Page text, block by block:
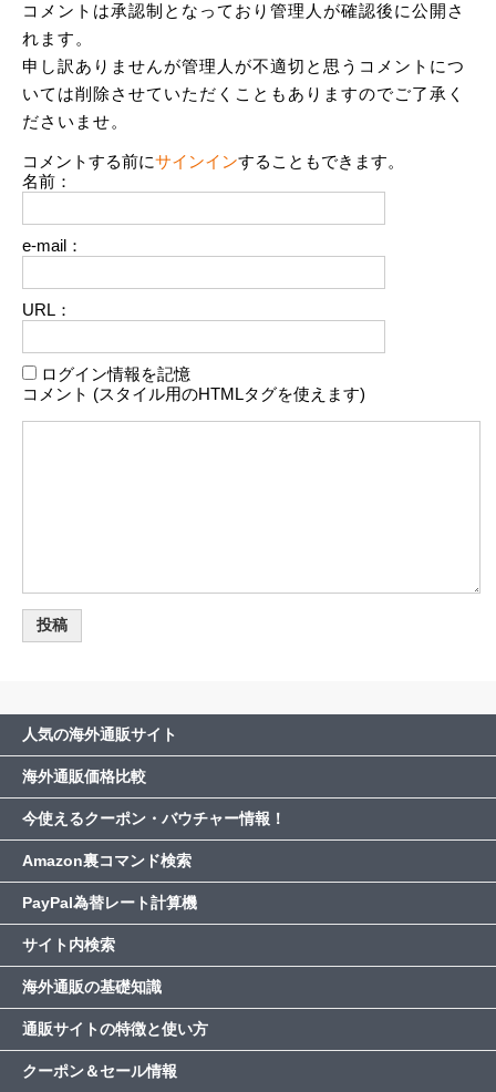
コメントは承認制となっており管理人が確認後に公開さ
れます。
申し訳ありませんが管理人が不適切と思うコメントにつ
いては削除させていただくこともありますのでご了承く
ださいませ。
コメントする前にサインインすることもできます。
名前：
e-mail：
URL：
ログイン情報を記憶
コメント (スタイル用のHTMLタグを使えます)
人気の海外通販サイト
海外通販価格比較
今使えるクーポン・バウチャー情報！
Amazon裏コマンド検索
PayPal為替レート計算機
サイト内検索
海外通販の基礎知識
通販サイトの特徴と使い方
クーポン＆セール情報